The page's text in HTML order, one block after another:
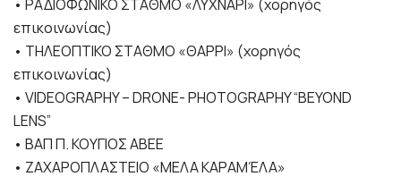
• ΡΑΔΙΟΦΩΝΙΚΟ ΣΤΑΘΜΟ «ΛΥΧΝΑΡΙ» (χορηγός
επικοινωνίας)
• ΤΗΛΕΟΠΤΙΚΟ ΣΤΑΘΜΟ «ΘΑΡΡΙ» (χορηγός
επικοινωνίας)
• VIDEOGRAPHY – DRONE- PHOTOGRAPHY “BEYOND
LENS”
• ΒΑΠ Π. ΚΟΥΓΙΟΣ ΑΒΕΕ
• ΖΑΧΑΡΟΠΛΑΣΤΕΙΟ «ΜΕΛΑ ΚΑΡΑΜΈΛΑ»